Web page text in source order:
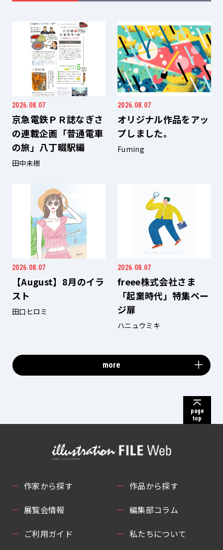
2026.08.07
京急電鉄ＰＲ誌なぎさ
の連載企画「普通電車
の旅」八丁畷駅編
田中未樹
2026.08.07
オリジナル作品をアッ
プしました。
Fuming
2026.08.07
【August】8月のイラ
スト
田口ヒロミ
2026.08.07
freee株式会社さま
「起業時代」特集ペー
ジ扉
ハニュウミキ
more
page
top
作家から探す
作品から探す
展覧会情報
編集部コラム
ご利用ガイド
私たちについて